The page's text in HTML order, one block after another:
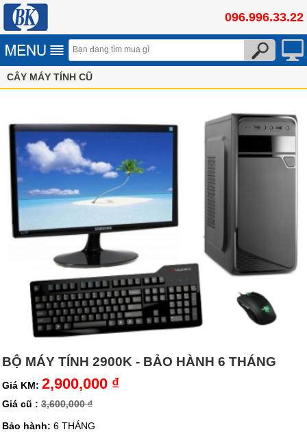
096.996.33.22
CÂY MÁY TÍNH CŨ
BỘ MÁY TÍNH 2900K - BẢO HÀNH 6 THÁNG
Giá KM: 2,900,000 ₫
Giá cũ : 3,600,000 ₫
Bảo hành: 6 THÁNG